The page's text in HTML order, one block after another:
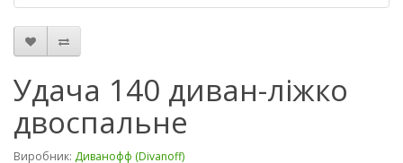
Удача 140 диван-ліжко
двоспальне
Виробник: Диванофф (Divanoff)